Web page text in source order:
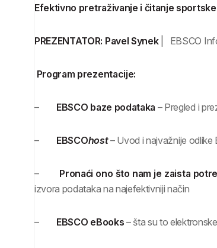
Efektivno pretraživanje i čitanje
PREZENTATOR: Pavel Synek| EBSCO
Program prezentacije:
– EBSCO baze podataka – Pregled i
– EBSCOhost– Uvod i najvažnije odlike
– Pronaći ono što nam je zaista
izvora podataka na najefektivniji način
– EBSCO eBooks – šta su to